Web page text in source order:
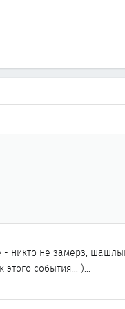
никто не замерз,
события... )...